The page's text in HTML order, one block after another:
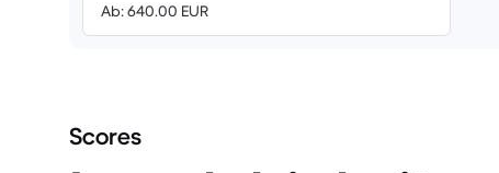
Ab: 640.00 EUR
Scores